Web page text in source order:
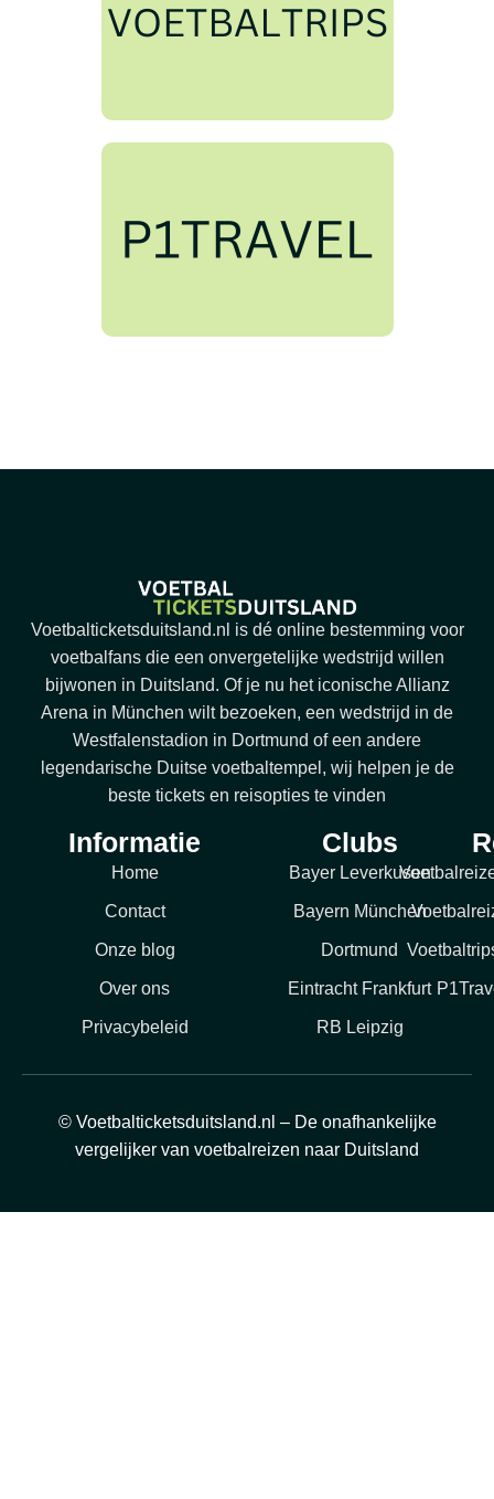
Voetbalticketsduitsland.nl is dé online bestemming voor
voetbalfans die een onvergetelijke wedstrijd willen
bijwonen in Duitsland. Of je nu het iconische Allianz
Arena in München wilt bezoeken, een wedstrijd in de
Westfalenstadion in Dortmund of een andere
legendarische Duitse voetbaltempel, wij helpen je de
beste tickets en reisopties te vinden
Informatie
Home
Contact
Onze blog
Over ons
Privacybeleid
Clubs
Bayer Leverkusen
Bayern München
Dortmund
Eintracht Frankfurt
RB Leipzig
© Voetbalticketsduitsland.nl – De onafhankelijke
vergelijker van voetbalreizen naar Duitsland